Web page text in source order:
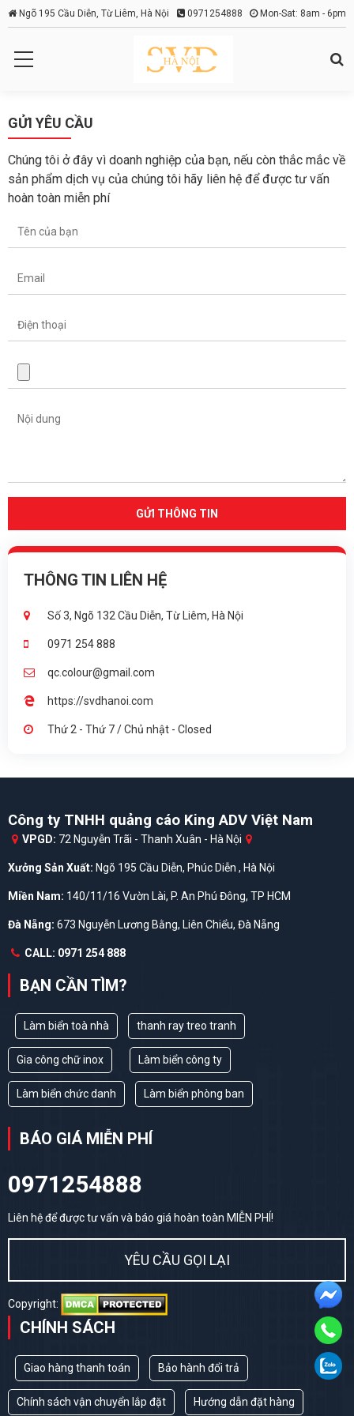
Ngõ 195 Cầu Diễn, Từ Liêm, Hà Nội 0971254888 Mon-Sat: 8am - 6pm
GỬI YÊU CẦU
Chúng tôi ở đây vì doanh nghiệp của bạn, nếu còn thắc mắc về
sản phẩm dịch vụ của chúng tôi hãy liên hệ để được tư vấn
hoàn toàn miễn phí
THÔNG TIN LIÊN HỆ
Số 3, Ngõ 132 Cầu Diễn, Từ Liêm, Hà Nội
0971 254 888
qc.colour@gmail.com
https://svdhanoi.com
Thứ 2 - Thứ 7 / Chủ nhật - Closed
Công ty TNHH quảng cáo King ADV Việt Nam
VPGD: 72 Nguyễn Trãi - Thanh Xuân - Hà Nội
Xưởng Sản Xuất: Ngõ 195 Cầu Diễn, Phúc Diễn , Hà Nội
Miền Nam: 140/11/16 Vườn Lài, P. An Phú Đông, TP HCM
Đà Nẵng: 673 Nguyễn Lương Bằng, Liên Chiểu, Đà Nẵng
CALL: 0971 254 888
BẠN CẦN TÌM?
Làm biển toà nhà thanh ray treo tranh
Gia công chữ inox Làm biển công ty
Làm biển chức danh Làm biển phòng ban
BÁO GIÁ MIỄN PHÍ
0971254888
Liên hệ để được tư vấn và báo giá hoàn toàn MIỄN PHÍ!
YÊU CẦU GỌI LẠI
Copyright:
CHÍNH SÁCH
Giao hàng thanh toán Bảo hành đổi trả
Chính sách vận chuyển lắp đặt Hướng dẫn đặt hàng